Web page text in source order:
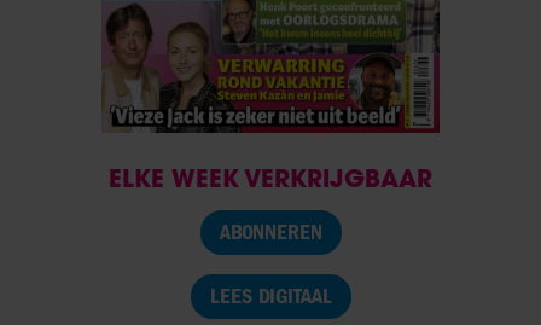
ELKE WEEK VERKRIJGBAAR
ABONNEREN
LEES DIGITAAL